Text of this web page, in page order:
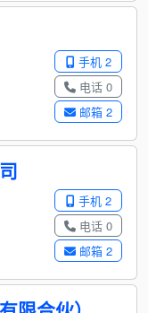
手机 2
电话 0
邮箱 2
手机 2
电话 0
邮箱 2